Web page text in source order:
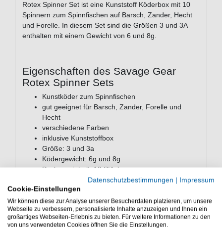
Rotex Spinner Set ist eine Kunststoff Köderbox mit 10
Spinnern zum Spinnfischen auf Barsch, Zander, Hecht
und Forelle. In diesem Set sind die Größen 3 und 3A
enthalten mit einem Gewicht von 6 und 8g.
Eigenschaften des Savage Gear
Rotex Spinner Sets
Kunstköder zum Spinnfischen
gut geeignet für Barsch, Zander, Forelle und
Hecht
verschiedene Farben
inklusive Kunststoffbox
Größe: 3 und 3a
Ködergewicht: 6g und 8g
Packungsinhalt: 10 Stück
Das Savage Gear Rotex Spinner Set ist ein
Ködersortiment fürs Raubfischangeln - Das Savage
Gear Rotex Spinner Set ist gut geeignet für Barsch und
Forelle
Datenschutzbestimmungen | Impressum
Cookie-Einstellungen
Wir können diese zur Analyse unserer Besucherdaten platzieren, um unsere
Webseite zu verbessern, personalisierte Inhalte anzuzeigen und Ihnen ein
großartiges Webseiten-Erlebnis zu bieten. Für weitere Informationen zu den
von uns verwendeten Cookies öffnen Sie die Einstellungen.